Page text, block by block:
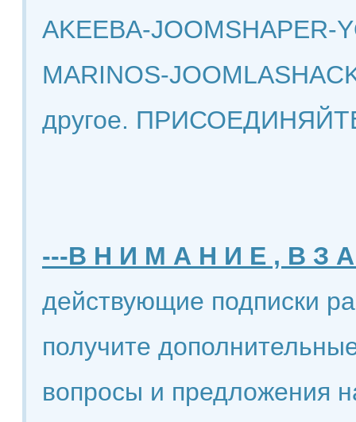
AKEEBA-JOOMSHAPER-
MARINOS-
другое.
---В Н И М А Н И Е , В З
действующие подписки
получите
вопросы и предложения